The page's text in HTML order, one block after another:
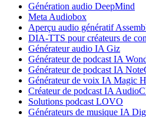
Génération audio DeepMind
Meta Audiobox
Aperçu audio génératif
DIA-TTS pour créateurs de
Générateur audio IA Giz
Générateur de podcast IA
Générateur de podcast IA
Générateur de voix IA Magic
Créateur de podcast IA
Solutions podcast LOVO
Générateurs de musique IA